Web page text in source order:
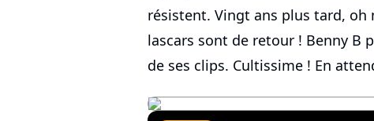
résistent. Vingt ans plus tard, oh
lascars sont de retour ! Benny B
de ses clips. Cultissime ! En